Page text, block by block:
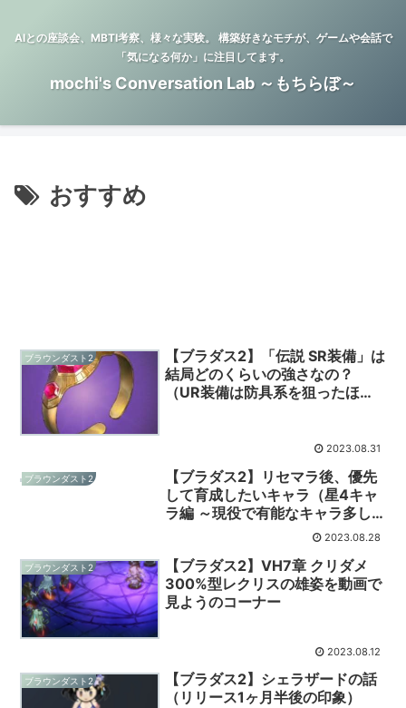
AIとの座談会、MBTI考察、様々な実験。 構築好きなモチが、ゲームや会話で
「気になる何か」に注目してます。
mochi's Conversation Lab ～もちらぼ～
おすすめ
ブラウンダスト2
【ブラダス2】「伝説 SR装備」は
結局どのくらいの強さなの？
（UR装備は防具系を狙ったほう
2023.08.31
ブラウンダスト2
【ブラダス2】リセマラ後、優先
して育成したいキャラ（星4キャ
ラ編 ～現役で有能なキャラ多し
2023.08.28
ブラウンダスト2
【ブラダス2】VH7章 クリダメ
300%型レクリスの雄姿を動画で
見ようのコーナー
2023.08.12
ブラウンダスト2
【ブラダス2】シェラザードの話
（リリース1ヶ月半後の印象）